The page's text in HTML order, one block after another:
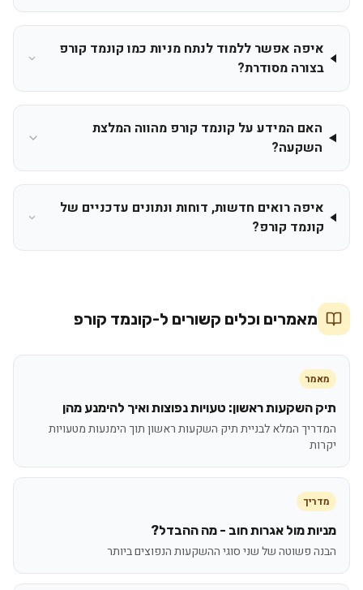
איפה אפשר ללמוד לנתח מניות כמו קונמד קורפ
בצורה מסודרת?
האם המידע על קונמד קורפ מהווה המלצת
השקעה?
איפה רואים חדשות, דוחות ונתונים עדכניים של
קונמד קורפ?
מאמרים וכלים קשורים ל-קונמד קורפ
מאמר
תיק השקעות ראשון: טעויות נפוצות ואיך להימנע מהן
המדריך המלא לבניית תיק השקעות ראשון תוך הימנעות מטעויות
יקרות
מדריך
מניות מול אגרות חוב - מה ההבדל?
הבנה פשוטה של שני סוגי ההשקעות הנפוצים ביותר